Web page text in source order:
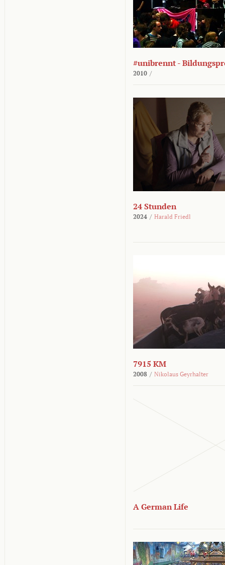
#unibrennt -
2010 /
24 Stunden
2024 / Harald Friedl
7915 KM
2008 / Nikolaus Geyrhalter
A German Life